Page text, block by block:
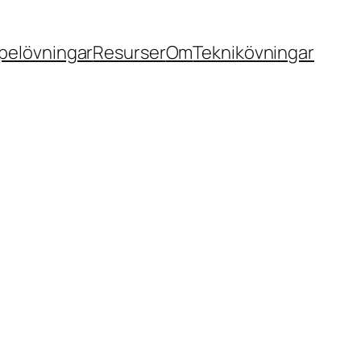
ResurserOmTeknikövningar